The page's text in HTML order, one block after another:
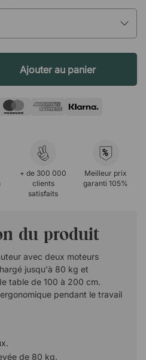
Ajouter au panier
+ de 300 000
clients
satisfaits
%
Meilleur prix
garanti 105%
du produit
avec deux moteurs
jusqu'à 80 kg et
table de 100 à 200 cm.
pendant le travail
de 80 kg.